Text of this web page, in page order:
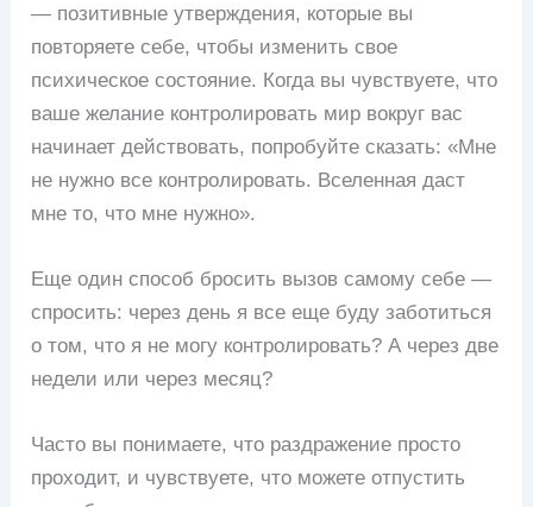
— позитивные утверждения, которые вы
повторяете себе, чтобы изменить свое
психическое состояние. Когда вы чувствуете, что
ваше желание контролировать мир вокруг вас
начинает действовать, попробуйте сказать: «Мне
не нужно все контролировать. Вселенная даст
мне то, что мне нужно».
Еще один способ бросить вызов самому себе —
спросить: через день я все еще буду заботиться
о том, что я не могу контролировать? А через две
недели или через месяц?
Часто вы понимаете, что раздражение просто
проходит, и чувствуете, что можете отпустить